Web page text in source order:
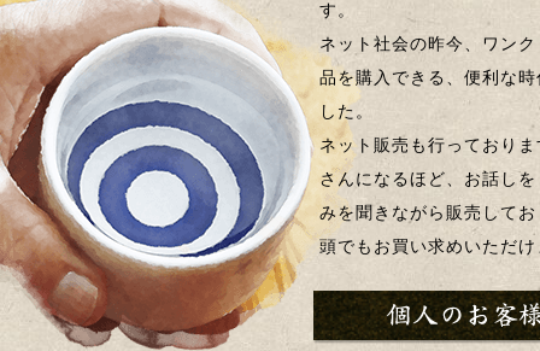
す。
ネット社会の昨今、ワン
品を購入できる、便利な
した。
ネット販売も行っており
さんになるほど、お話し
みを聞きながら販売して
頭でもお買い求めいただ